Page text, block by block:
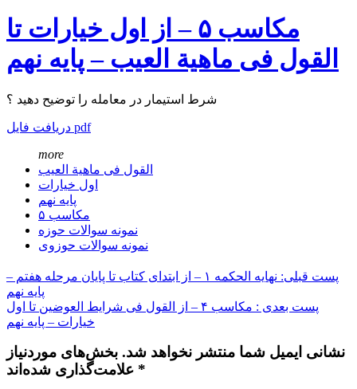
مکاسب ۵ – از اول خیارات تا
القول فی ماهیة العیب – پایه نهم
شرط استیمار در معامله را توضیح دهید ؟
دریافت فایل pdf
more
القول فی ماهیة العیب
اول خیارات
پایه نهم
مکاسب ۵
نمونه سوالات حوزه
نمونه سوالات حوزوی
پست قبلی: نهایه الحکمه ۱ – از ابتدای کتاب تا پایان مرحله هفتم –
پایه نهم
پست بعدی : مکاسب ۴ – از القول فی شرایط العوضین تا اول
خیارات – پایه نهم
نشانی ایمیل شما منتشر نخواهد شد. بخش‌های موردنیاز
علامت‌گذاری شده‌اند *